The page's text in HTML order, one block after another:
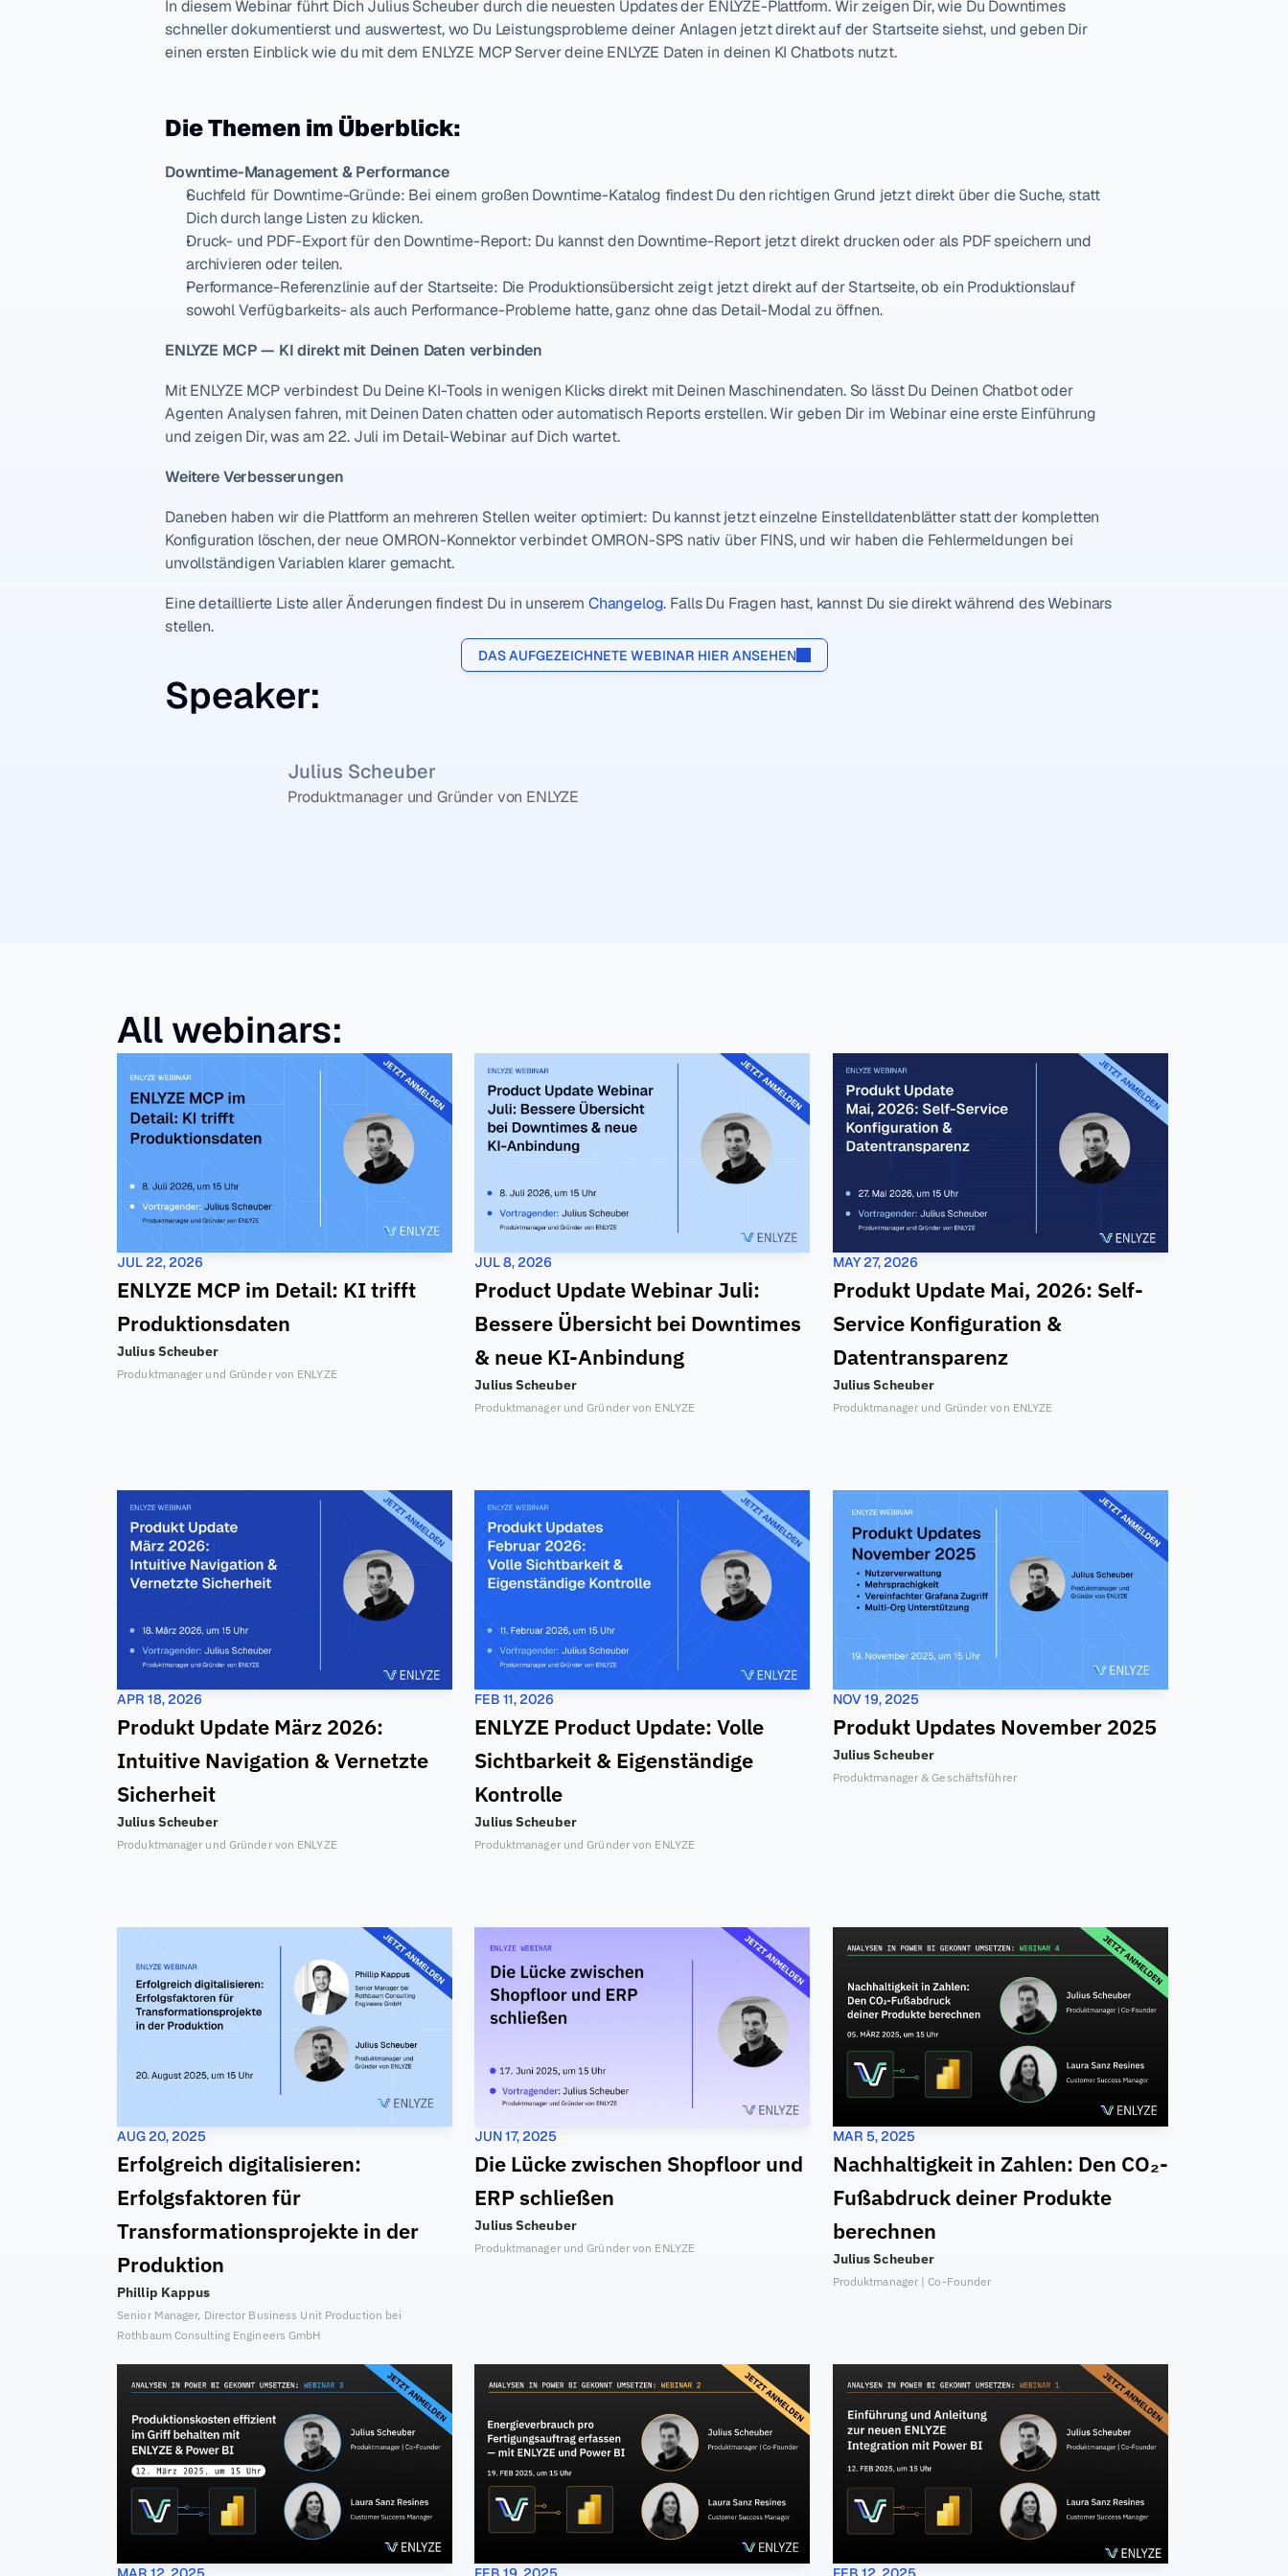
In diesem Webinar führt Dich Julius Scheuber durch die neuesten Updates der ENLYZE-Plattform. Wir zeigen Dir, wie Du Downtimes
schneller dokumentierst und auswertest, wo Du Leistungsprobleme deiner Anlagen jetzt direkt auf der Startseite siehst, und geben Dir
einen ersten Einblick wie du mit dem ENLYZE MCP Server deine ENLYZE Daten in deinen KI Chatbots nutzt.
Die Themen im Überblick:
Downtime-Management & Performance
Suchfeld für Downtime-Gründe: Bei einem großen Downtime-Katalog findest Du den richtigen Grund jetzt direkt über die Suche, statt
Dich durch lange Listen zu klicken.
Druck- und PDF-Export für den Downtime-Report: Du kannst den Downtime-Report jetzt direkt drucken oder als PDF speichern und
archivieren oder teilen.
Performance-Referenzlinie auf der Startseite: Die Produktionsübersicht zeigt jetzt direkt auf der Startseite, ob ein Produktionslauf
sowohl Verfügbarkeits- als auch Performance-Probleme hatte, ganz ohne das Detail-Modal zu öffnen.
ENLYZE MCP — KI direkt mit Deinen Daten verbinden
Mit ENLYZE MCP verbindest Du Deine KI-Tools in wenigen Klicks direkt mit Deinen Maschinendaten. So lässt Du Deinen Chatbot oder
Agenten Analysen fahren, mit Deinen Daten chatten oder automatisch Reports erstellen. Wir geben Dir im Webinar eine erste Einführung
und zeigen Dir, was am 22. Juli im Detail-Webinar auf Dich wartet.
Weitere Verbesserungen
Daneben haben wir die Plattform an mehreren Stellen weiter optimiert: Du kannst jetzt einzelne Einstelldatenblätter statt der kompletten
Konfiguration löschen, der neue OMRON-Konnektor verbindet OMRON-SPS nativ über FINS, und wir haben die Fehlermeldungen bei
unvollständigen Variablen klarer gemacht.
Eine detaillierte Liste aller Änderungen findest Du in unserem Changelog. Falls Du Fragen hast, kannst Du sie direkt während des Webinars
stellen.
DAS AUFGEZEICHNETE WEBINAR HIER ANSEHEN
Speaker:
Julius Scheuber
Produktmanager und Gründer von ENLYZE
All webinars:
JUL 22, 2026
ENLYZE MCP im Detail: KI trifft
Produktionsdaten
Julius Scheuber
Produktmanager und Gründer von ENLYZE
JUL 8, 2026
Product Update Webinar Juli:
Bessere Übersicht bei Downtimes
& neue KI-Anbindung
Julius Scheuber
Produktmanager und Gründer von ENLYZE
MAY 27, 2026
Produkt Update Mai, 2026: Self-
Service Konfiguration &
Datentransparenz
Julius Scheuber
Produktmanager und Gründer von ENLYZE
APR 18, 2026
Produkt Update März 2026:
Intuitive Navigation & Vernetzte
Sicherheit
Julius Scheuber
Produktmanager und Gründer von ENLYZE
FEB 11, 2026
ENLYZE Product Update: Volle
Sichtbarkeit & Eigenständige
Kontrolle
Julius Scheuber
Produktmanager und Gründer von ENLYZE
NOV 19, 2025
Produkt Updates November 2025
Julius Scheuber
Produktmanager & Geschäftsführer
AUG 20, 2025
Erfolgreich digitalisieren:
Erfolgsfaktoren für
Transformationsprojekte in der
Produktion
Phillip Kappus
Senior Manager, Director Business Unit Production bei
Rothbaum Consulting Engineers GmbH
JUN 17, 2025
Die Lücke zwischen Shopfloor und
ERP schließen
Julius Scheuber
Produktmanager und Gründer von ENLYZE
MAR 5, 2025
Nachhaltigkeit in Zahlen: Den CO₂-
Fußabdruck deiner Produkte
berechnen
Julius Scheuber
Produktmanager | Co-Founder